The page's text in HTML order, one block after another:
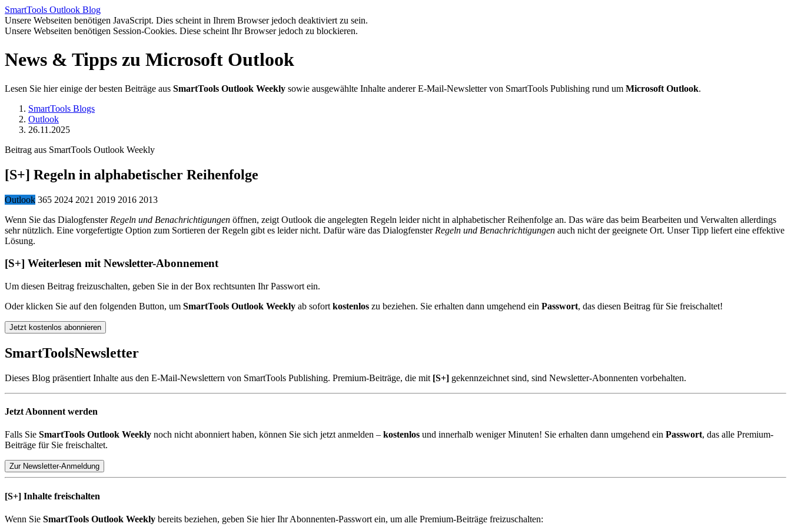
SmartTools Outlook Blog
Unsere Webseiten benötigen JavaScript. Dies scheint in Ihrem Browser jedoch deaktiviert zu sein.
Unsere Webseiten benötigen Session-Cookies. Diese scheint Ihr Browser jedoch zu blockieren.
News & Tipps zu Microsoft Outlook
Lesen Sie hier einige der besten Beiträge aus SmartTools Outlook Weekly sowie ausgewählte Inhalte anderer E-Mail-Newsletter von SmartTools Publishing rund um Microsoft Outlook.
SmartTools Blogs
Outlook
26.11.2025
Beitrag aus SmartTools Outlook Weekly
[S+] Regeln in alphabetischer Reihenfolge
Outlook 365 2024 2021 2019 2016 2013
Wenn Sie das Dialogfenster Regeln und Benachrichtigungen öffnen, zeigt Outlook die angelegten Regeln leider nicht in alphabetischer Reihenfolge an. Das wäre das beim Bearbeiten und Verwalten allerdings
sehr nützlich. Eine vorgefertigte Option zum Sortieren der Regeln gibt es leider nicht. Dafür wäre das Dialogfenster Regeln und Benachrichtigungen auch nicht der geeignete Ort. Unser Tipp liefert eine effektive
Lösung.
[S+] Weiterlesen mit Newsletter-Abonnement
Um diesen Beitrag freizuschalten, geben Sie in der Box rechtsunten Ihr Passwort ein.
Oder klicken Sie auf den folgenden Button, um SmartTools Outlook Weekly ab sofort kostenlos zu beziehen. Sie erhalten dann umgehend ein Passwort, das diesen Beitrag für Sie freischaltet!
Jetzt kostenlos abonnieren
SmartToolsNewsletter
Dieses Blog präsentiert Inhalte aus den E-Mail-Newslettern von SmartTools Publishing. Premium-Beiträge, die mit [S+] gekennzeichnet sind, sind Newsletter-Abonnenten vorbehalten.
Jetzt Abonnent werden
Falls Sie SmartTools Outlook Weekly noch nicht abonniert haben, können Sie sich jetzt anmelden – kostenlos und innerhalb weniger Minuten! Sie erhalten dann umgehend ein Passwort, das alle Premium-
Beiträge für Sie freischaltet.
Zur Newsletter-Anmeldung
[S+] Inhalte freischalten
Wenn Sie SmartTools Outlook Weekly bereits beziehen, geben Sie hier Ihr Abonnenten-Passwort ein, um alle Premium-Beiträge freizuschalten: